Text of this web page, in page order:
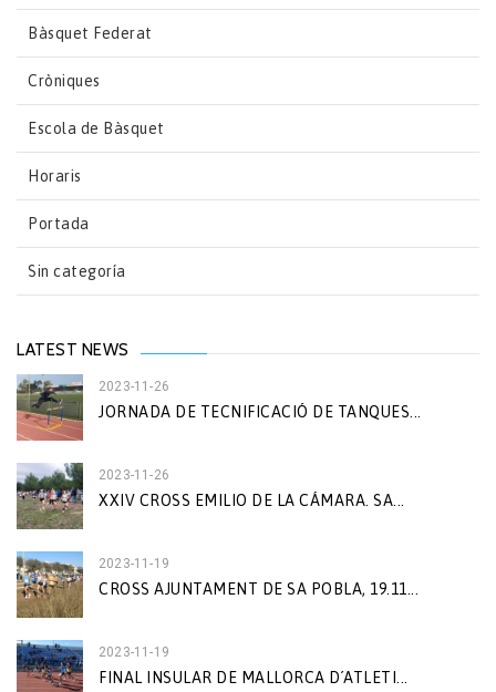
Bàsquet Federat
Cròniques
Escola de Bàsquet
Horaris
Portada
Sin categoría
LATEST NEWS
2023-11-26
JORNADA DE TECNIFICACIÓ DE TANQUES...
2023-11-26
XXIV CROSS EMILIO DE LA CÁMARA. SA...
2023-11-19
CROSS AJUNTAMENT DE SA POBLA, 19.11...
2023-11-19
FINAL INSULAR DE MALLORCA D´ATLETI...